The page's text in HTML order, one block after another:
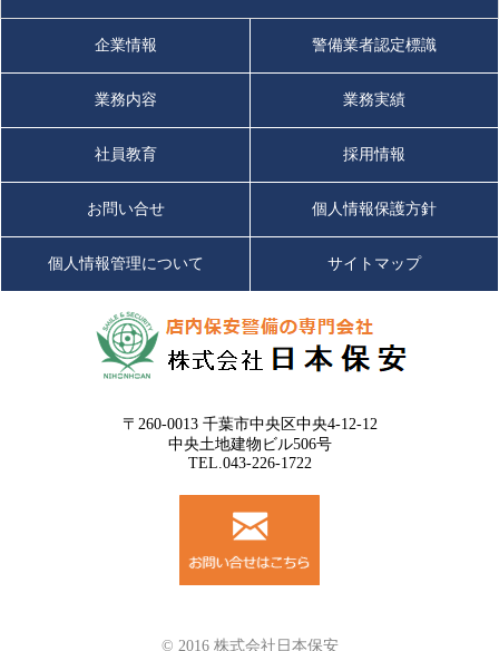
企業情報 警備業者認定標識
業務内容 業務実績
社員教育 採用情報
お問い合せ 個人情報保護方針
個人情報管理について サイトマップ
〒260-0013 千葉市中央区中央4-12-12
中央土地建物ビル506号
TEL.043-226-1722
© 2016 株式会社日本保安